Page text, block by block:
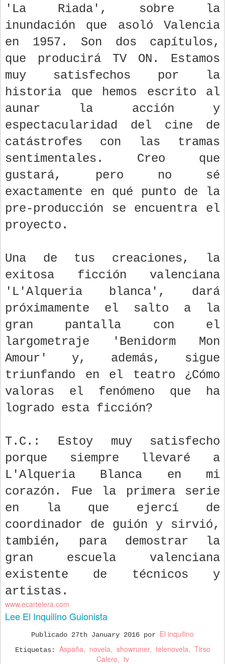
'La Riada', sobre la
inundación que asoló Valencia
en 1957. Son dos capítulos,
que producirá TV ON. Estamos
muy satisfechos por la
historia que hemos escrito al
aunar la acción y
espectacularidad del cine de
catástrofes con las tramas
sentimentales. Creo que
gustará, pero no sé
exactamente en qué punto de la
pre-producción se encuentra el
proyecto.
Una de tus creaciones, la
exitosa ficción valenciana
'L'Alqueria blanca', dará
próximamente el salto a la
gran pantalla con el
largometraje 'Benidorm Mon
Amour' y, además, sigue
triunfando en el teatro ¿Cómo
valoras el fenómeno que ha
logrado esta ficción?
T.C.: Estoy muy satisfecho
porque siempre llevaré a
L'Alqueria Blanca en mi
corazón. Fue la primera serie
en la que ejercí de
coordinador de guión y sirvió,
también, para demostrar la
gran escuela valenciana
existente de técnicos y
artistas.
www.ecartelera.com
Lee El Inquilino Guionista
Publicado 27th January 2016 por El inquilino
Etiquetas: Aspaña novela showruner telenovela
Tirso
Calero
tv